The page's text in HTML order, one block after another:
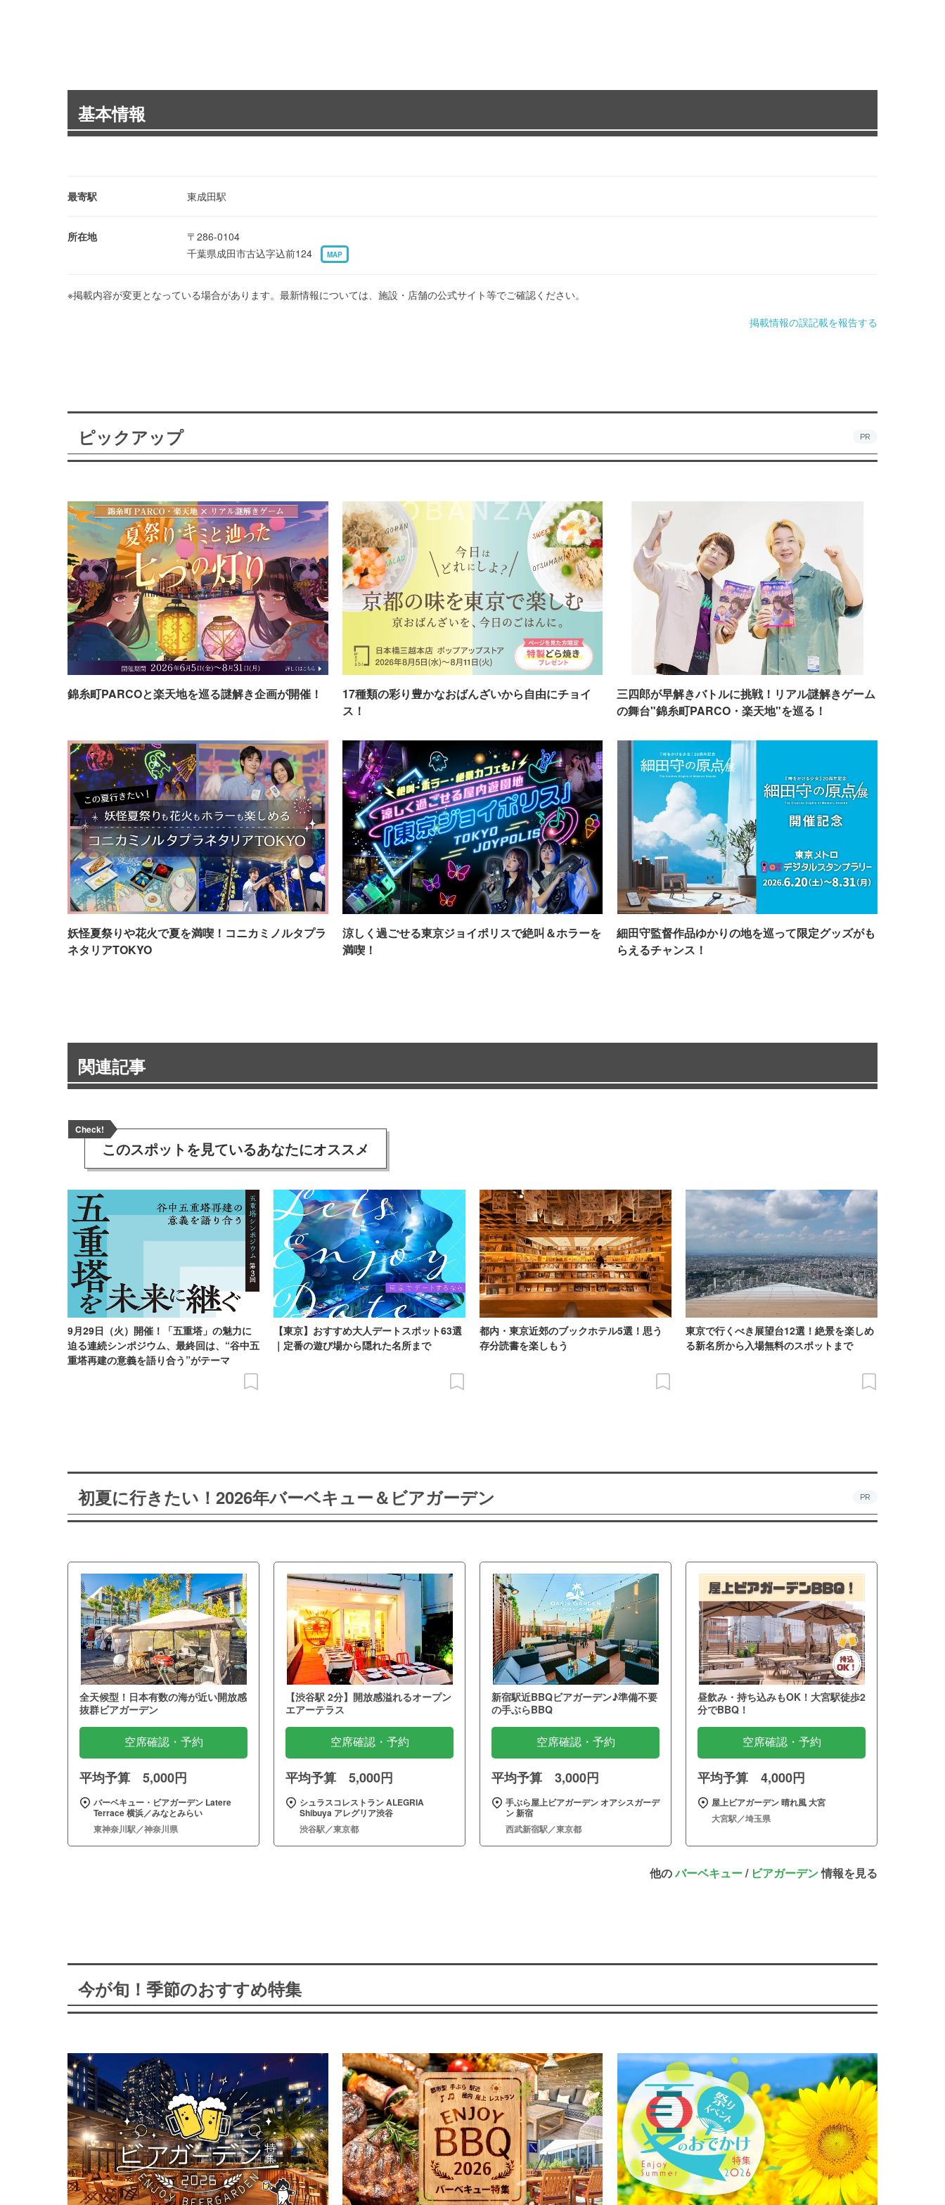
基本情報
最寄駅 東成田駅
所在地
〒286-0104
千葉県成田市古込字込前124
MAP
※掲載内容が変更となっている場合があります。最新情報については、施設・店舗の公式サイト等でご確認ください。
掲載情報の誤記載を報告する
ピックアップ PR
錦糸町PARCOと楽天地を巡る謎解き企画が開催！
17種類の彩り豊かなおばんざいから自由にチョイ
ス！
三四郎が早解きバトルに挑戦！リアル謎解きゲーム
の舞台"錦糸町PARCO・楽天地"を巡る！
妖怪夏祭りや花火で夏を満喫！コニカミノルタプラ
ネタリアTOKYO
涼しく過ごせる東京ジョイポリスで絶叫＆ホラーを
満喫！
細田守監督作品ゆかりの地を巡って限定グッズがも
らえるチャンス！
関連記事
Check!
このスポットを見ているあなたにオススメ
9月29日（火）開催！「五重塔」の魅力に
迫る連続シンポジウム、最終回は、“谷中五
重塔再建の意義を語り合う”がテーマ
【東京】おすすめ大人デートスポット63選
｜定番の遊び場から隠れた名所まで
都内・東京近郊のブックホテル5選！思う
存分読書を楽しもう
東京で行くべき展望台12選！絶景を楽しめ
る新名所から入場無料のスポットまで
初夏に行きたい！2026年バーベキュー＆ビアガーデン PR
全天候型！日本有数の海が近い開放感
抜群ビアガーデン
空席確認・予約
平均予算 5,000円
バーベキュー・ビアガーデン Latere
Terrace 横浜／みなとみらい
東神奈川駅／神奈川県
【渋谷駅 2分】開放感溢れるオープン
エアーテラス
空席確認・予約
平均予算 5,000円
シュラスコレストラン ALEGRIA
Shibuya アレグリア渋谷
渋谷駅／東京都
新宿駅近BBQビアガーデン♪準備不要
の手ぶらBBQ
空席確認・予約
平均予算 3,000円
手ぶら屋上ビアガーデン オアシスガーデ
ン 新宿
西武新宿駅／東京都
昼飲み・持ち込みもOK！大宮駅徒歩2
分でBBQ！
空席確認・予約
平均予算 4,000円
屋上ビアガーデン 晴れ風 大宮
大宮駅／埼玉県
他のバーベキュー/ ビアガーデン情報を見る
今が旬！季節のおすすめ特集